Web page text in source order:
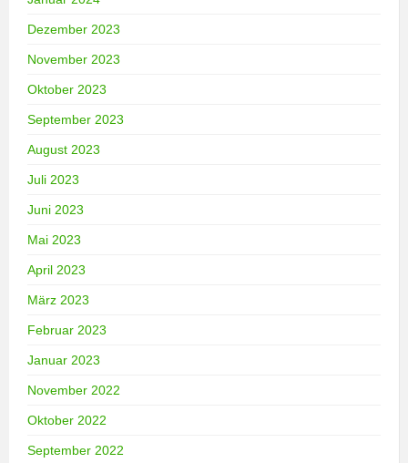
Dezember 2023
November 2023
Oktober 2023
September 2023
August 2023
Juli 2023
Juni 2023
Mai 2023
April 2023
März 2023
Februar 2023
Januar 2023
November 2022
Oktober 2022
September 2022